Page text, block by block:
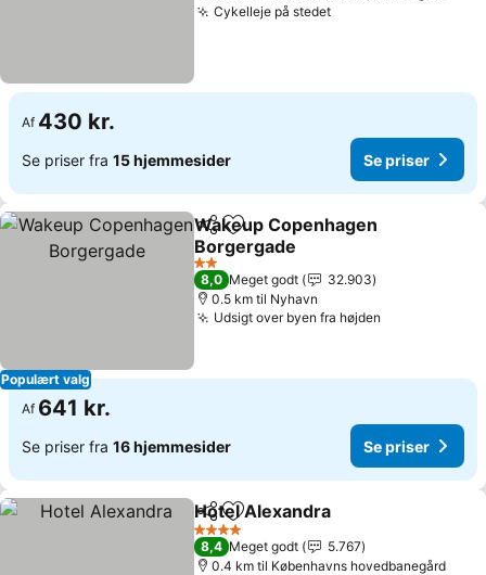
Cykelleje på stedet
Af 430 kr.
Se priser fra 15 hjemmesider Se priser
Populært valg
Del Føj til favoritter
Wakeup Copenhagen
Borgergade
2 Stjerner
8,0 Meget godt
32.903
0.5 km til Nyhavn
Udsigt over byen fra højden
Af 641 kr.
Se priser fra 16 hjemmesider Se priser
Del Føj til favoritter
Hotel Alexandra
4 Stjerner
8,4 Meget godt
5.767
0.4 km til Københavns hovedbanegård